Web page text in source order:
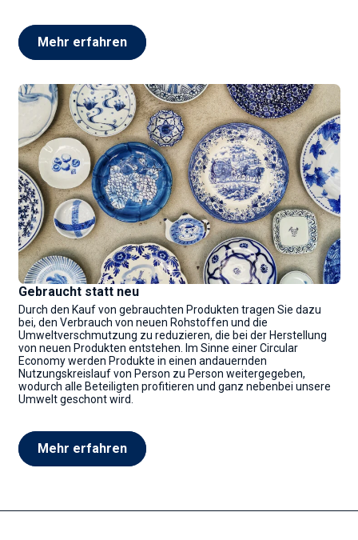
Mehr erfahren
Gebraucht statt neu
Durch den Kauf von gebrauchten Produkten tragen Sie dazu
bei, den Verbrauch von neuen Rohstoffen und die
Umweltverschmutzung zu reduzieren, die bei der Herstellung
von neuen Produkten entstehen. Im Sinne einer Circular
Economy werden Produkte in einen andauernden
Nutzungskreislauf von Person zu Person weitergegeben,
wodurch alle Beteiligten profitieren und ganz nebenbei unsere
Umwelt geschont wird.
Mehr erfahren